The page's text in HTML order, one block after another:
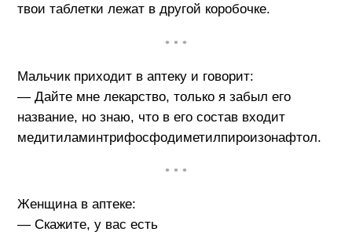
твои таблетки лежат в другой коробочке.
• • •
Мальчик приходит в аптеку и говорит:
— Дайте мне лекарство, только я забыл его
название, но знаю, что в его состав входит
медитиламинтрифосфодиметилпироизонафтол.
• • •
Женщина в аптеке:
— Скажите, у вас есть